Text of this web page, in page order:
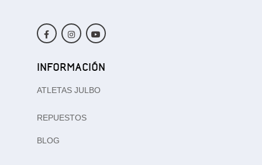
INFORMACIÓN
ATLETAS JULBO
REPUESTOS
BLOG